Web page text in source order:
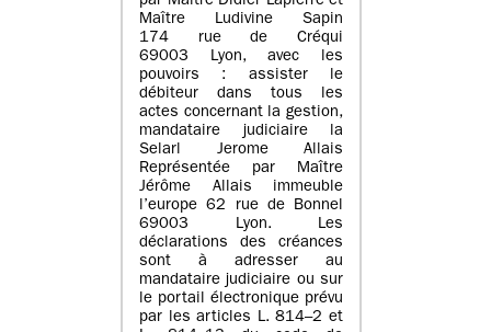
Maître Ludivine Sapin
174 rue de Créqui
69003 Lyon, avec les
pouvoirs : assister le
débiteur dans tous les
actes concernant la gestion,
mandataire judiciaire la
Selarl Jerome Allais
Représentée par Maître
Jérôme Allais immeuble
l’europe 62 rue de Bonnel
69003 Lyon. Les
déclarations des créances
sont à adresser au
mandataire judiciaire ou sur
le portail électronique prévu
par les articles L. 814–2 et